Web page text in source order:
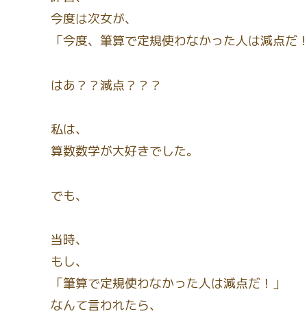
今度は次女が、
「今度、筆算で定規使わなかった人は減点だ
はあ？？減点？？？
私は、
算数数学が大好きでした。
でも、
当時、
もし、
「筆算で定規使わなかった人は減点だ！」
なんて言われたら、